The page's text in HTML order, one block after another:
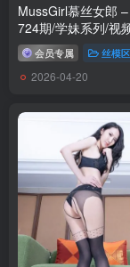
MussGirl慕丝女郎
724期/学妹系列/视
絮209期[475G-
会员专属 丝模区
2026-04-20